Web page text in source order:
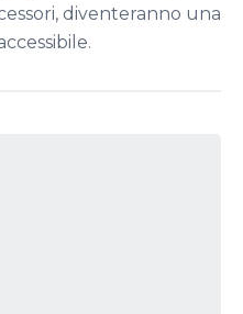
diventeranno una